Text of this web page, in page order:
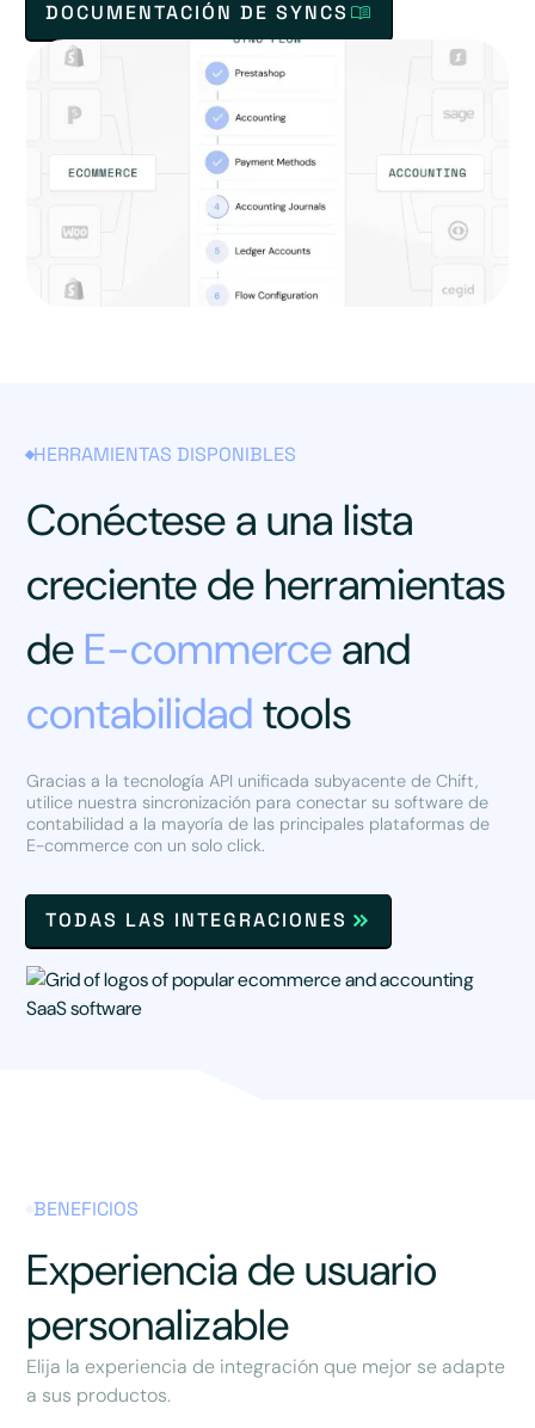
DOCUMENTACIÓN DE SYNCS
HERRAMIENTAS DISPONIBLES
Conéctese a una lista
creciente de herramientas
de E-commerceand
contabilidadtools
Gracias a la tecnología API unificada subyacente de Chift,
utilice nuestra sincronización para conectar su software de
contabilidad a la mayoría de las principales plataformas de
E-commerce con un solo click.
TODAS LAS INTEGRACIONES
BENEFICIOS
Experiencia de usuario
personalizable
Elija la experiencia de integración que mejor se adapte
a sus productos.